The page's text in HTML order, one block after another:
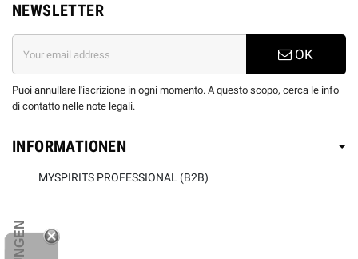
NEWSLETTER
OK
Puoi annullare l'iscrizione in ogni momento. A questo scopo, cerca le info
di contatto nelle note legali.
INFORMATIONEN
MYSPIRITS PROFESSIONAL (B2B)